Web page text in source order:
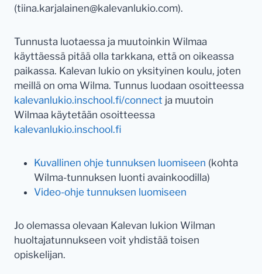
(tiina.karjalainen@kalevanlukio.com).
Tunnusta luotaessa ja muutoinkin Wilmaa
käyttäessä pitää olla tarkkana, että on oikeassa
paikassa. Kalevan lukio on yksityinen koulu, joten
meillä on oma Wilma. Tunnus luodaan osoitteessa
kalevanlukio.inschool.fi/connect ja muutoin
Wilmaa käytetään osoitteessa
kalevanlukio.inschool.fi
Kuvallinen ohje tunnuksen luomiseen (kohta
Wilma-tunnuksen luonti avainkoodilla)
Video-ohje tunnuksen luomiseen
Jo olemassa olevaan Kalevan lukion Wilman
huoltajatunnukseen voit yhdistää toisen
opiskelijan.